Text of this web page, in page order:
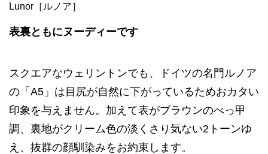
Lunor［ルノア］
表裏ともにヌーディーです
スクエアなウェリントンでも、ドイツの名門ルノア
の「A5」は目尻が自然に下がっているためおカタい
印象を与えません。加えて表がブラウンのべっ甲
調、裏地がクリーム色の淡くさり気ない2トーンゆ
え、抜群の顔馴染みをお約束します。